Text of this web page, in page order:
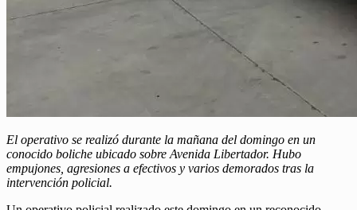
El operativo se realizó durante la mañana del domingo en un
conocido boliche ubicado sobre Avenida Libertador. Hubo
empujones, agresiones a efectivos y varios demorados tras la
intervención policial.